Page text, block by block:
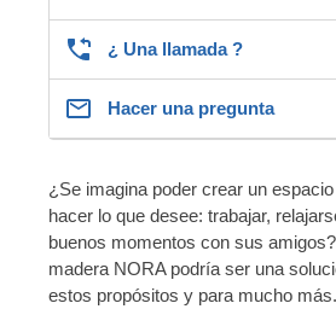
¿ Una llamada ?
Hacer una pregunta
¿Se imagina poder crear un
hacer lo que desee: trabajar,
buenos momentos con sus
madera NORA podría ser una
estos propósitos y para mucho